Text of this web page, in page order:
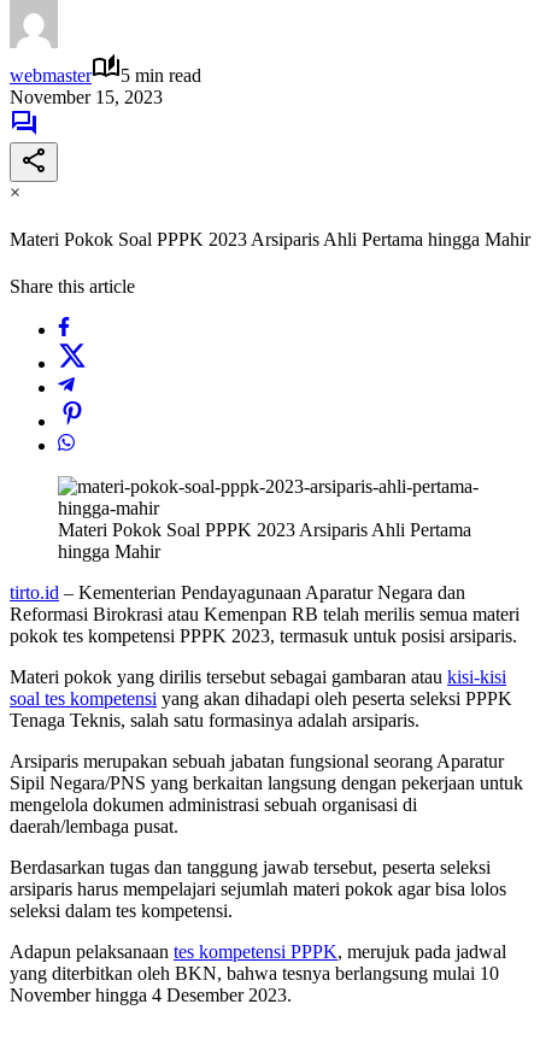
webmaster
5 min read
November 15, 2023
×
Materi Pokok Soal PPPK 2023 Arsiparis Ahli Pertama hingga Mahir
Share this article
Materi Pokok Soal PPPK 2023 Arsiparis Ahli Pertama
hingga Mahir
tirto.id – Kementerian Pendayagunaan Aparatur Negara dan
Reformasi Birokrasi atau Kemenpan RB telah merilis semua materi
pokok tes kompetensi PPPK 2023, termasuk untuk posisi arsiparis.
Materi pokok yang dirilis tersebut sebagai gambaran atau kisi-kisi
soal tes kompetensi yang akan dihadapi oleh peserta seleksi PPPK
Tenaga Teknis, salah satu formasinya adalah arsiparis.
Arsiparis merupakan sebuah jabatan fungsional seorang Aparatur
Sipil Negara/PNS yang berkaitan langsung dengan pekerjaan untuk
mengelola dokumen administrasi sebuah organisasi di
daerah/lembaga pusat.
Berdasarkan tugas dan tanggung jawab tersebut, peserta seleksi
arsiparis harus mempelajari sejumlah materi pokok agar bisa lolos
seleksi dalam tes kompetensi.
Adapun pelaksanaan tes kompetensi PPPK, merujuk pada jadwal
yang diterbitkan oleh BKN, bahwa tesnya berlangsung mulai 10
November hingga 4 Desember 2023.